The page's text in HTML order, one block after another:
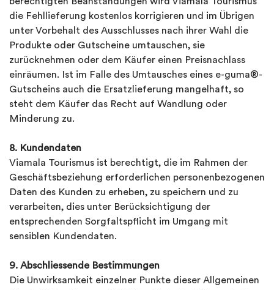
die Fehllieferung kostenlos korrigieren und im Übrigen
unter Vorbehalt des Ausschlusses nach ihrer Wahl die
Produkte oder Gutscheine umtauschen, sie
zurücknehmen oder dem Käufer einen Preisnachlass
einräumen. Ist im Falle des Umtausches eines e-guma®-
Gutscheins auch die Ersatzlieferung mangelhaft, so
steht dem Käufer das Recht auf Wandlung oder
Minderung zu.
8. Kundendaten
Viamala Tourismus ist berechtigt, die im Rahmen der
Geschäftsbeziehung erforderlichen personenbezogenen
Daten des Kunden zu erheben, zu speichern und zu
verarbeiten, dies unter Berücksichtigung der
entsprechenden Sorgfaltspflicht im Umgang mit
sensiblen Kundendaten.
9. Abschliessende Bestimmungen
Die Unwirksamkeit einzelner Punkte dieser Allgemeinen